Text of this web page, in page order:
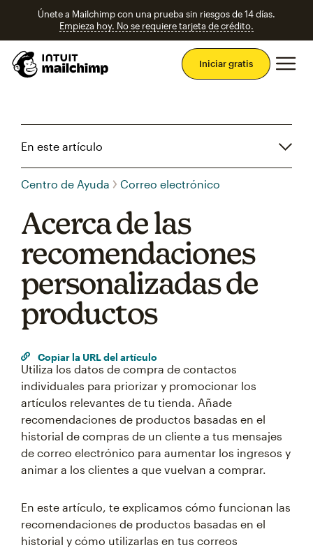
Únete a Mailchimp con una prueba sin riesgos de 14 días.
Empieza hoy. No se requiere tarjeta de crédito.
Iniciar gratis
En este artículo
Centro de Ayuda Correo electrónico
Acerca de las
recomendaciones
personalizadas de
productos
Copiar la URL del artículo
Utiliza los datos de compra de contactos
individuales para priorizar y promocionar los
artículos relevantes de tu tienda. Añade
recomendaciones de productos basadas en el
historial de compras de un cliente a tus mensajes
de correo electrónico para aumentar los ingresos y
animar a los clientes a que vuelvan a comprar.
En este artículo, te explicamos cómo funcionan las
recomendaciones de productos basadas en el
historial y cómo utilizarlas en tus correos